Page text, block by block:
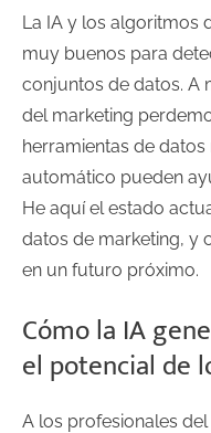
La IA y los algoritmos
muy buenos para
conjuntos de datos. A
del marketing
herramientas de
automático pueden
He aquí el estado
datos de marketing, y
en un futuro próximo.
Cómo la IA
el potencial de
A los profesionales